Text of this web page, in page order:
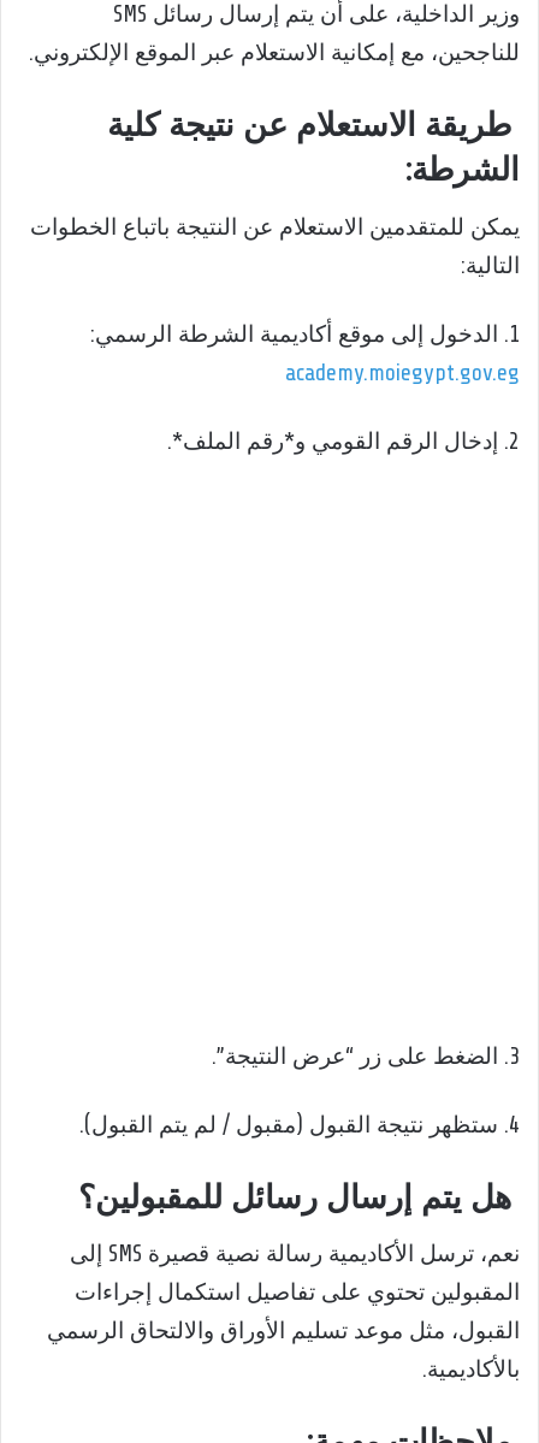
وزير الداخلية، على أن يتم إرسال رسائل SMS
للناجحين، مع إمكانية الاستعلام عبر الموقع الإلكتروني.
طريقة الاستعلام عن نتيجة كلية
الشرطة:
يمكن للمتقدمين الاستعلام عن النتيجة باتباع الخطوات
التالية:
1. الدخول إلى موقع أكاديمية الشرطة الرسمي:
academy.moiegypt.gov.eg
2. إدخال الرقم القومي و*رقم الملف*.
3. الضغط على زر “عرض النتيجة”.
4. ستظهر نتيجة القبول (مقبول / لم يتم القبول).
هل يتم إرسال رسائل للمقبولين؟
نعم، ترسل الأكاديمية رسالة نصية قصيرة SMS إلى
المقبولين تحتوي على تفاصيل استكمال إجراءات
القبول، مثل موعد تسليم الأوراق والالتحاق الرسمي
بالأكاديمية.